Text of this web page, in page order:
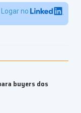
Logar no
buyers dos